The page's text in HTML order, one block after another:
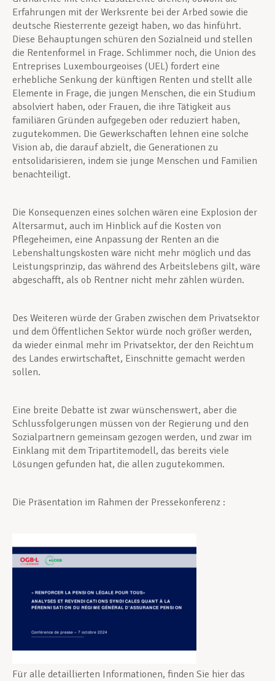
Erfahrungen mit der Werksrente bei der Arbed sowie die
deutsche Riesterrente gezeigt haben, wo das hinführt.
Diese Behauptungen schüren den Sozialneid und stellen
die Rentenformel in Frage. Schlimmer noch, die Union des
Entreprises Luxembourgeoises (UEL) fordert eine
erhebliche Senkung der künftigen Renten und stellt alle
Elemente in Frage, die jungen Menschen, die ein Studium
absolviert haben, oder Frauen, die ihre Tätigkeit aus
familiären Gründen aufgegeben oder reduziert haben,
zugutekommen. Die Gewerkschaften lehnen eine solche
Vision ab, die darauf abzielt, die Generationen zu
entsolidarisieren, indem sie junge Menschen und Familien
benachteiligt.
Die Konsequenzen eines solchen wären eine Explosion der
Altersarmut, auch im Hinblick auf die Kosten von
Pflegeheimen, eine Anpassung der Renten an die
Lebenshaltungskosten wäre nicht mehr möglich und das
Leistungsprinzip, das während des Arbeitslebens gilt, wäre
abgeschafft, als ob Rentner nicht mehr zählen würden.
Des Weiteren würde der Graben zwischen dem Privatsektor
und dem Öffentlichen Sektor würde noch größer werden,
da wieder einmal mehr im Privatsektor, der den Reichtum
des Landes erwirtschaftet, Einschnitte gemacht werden
sollen.
Eine breite Debatte ist zwar wünschenswert, aber die
Schlussfolgerungen müssen von der Regierung und den
Sozialpartnern gemeinsam gezogen werden, und zwar im
Einklang mit dem Tripartitemodell, das bereits viele
Lösungen gefunden hat, die allen zugutekommen.
Die Präsentation im Rahmen der Pressekonferenz :
Für alle detaillierten Informationen, finden Sie hier das